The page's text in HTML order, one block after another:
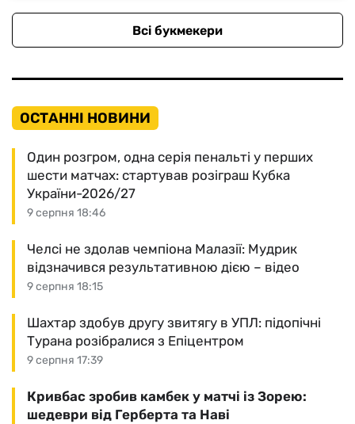
Всі букмекери
ОСТАННІ НОВИНИ
9 серпня 18:46
Один розгром, одна серія пенальті у перших
шести матчах: стартував розіграш Кубка
України-2026/27
9 серпня 18:15
Челсі не здолав чемпіона Малазії: Мудрик
відзначився результативною дією – відео
9 серпня 17:39
Шахтар здобув другу звитягу в УПЛ: підопічні
Турана розібралися з Епіцентром
Кривбас зробив камбек у матчі із Зорею:
шедеври від Герберта та Наві